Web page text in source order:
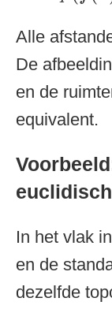
Alle
De
en de
equivalent.
In het vlak
en de
dezelfde